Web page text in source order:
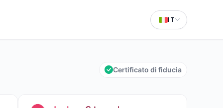
IT
Certificato di fiducia